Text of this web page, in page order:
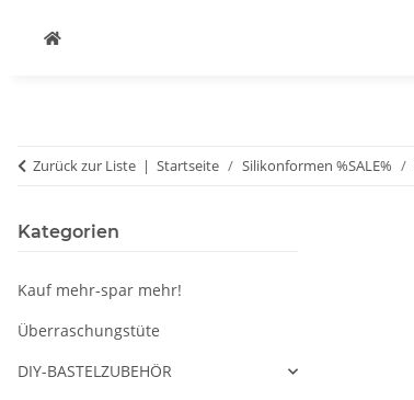
Zurück zur Liste Startseite Silikonformen %SALE%
Kategorien
Kauf mehr-spar mehr!
Überraschungstüte
DIY-BASTELZUBEHÖR